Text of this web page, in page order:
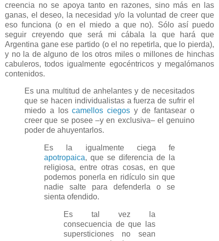
creencia no se apoya tanto en razones, sino más en las
ganas, el deseo, la necesidad y/o la voluntad de creer que
eso funciona (o en el miedo a que no). Sólo así puedo
seguir creyendo que será mi cábala la que hará que
Argentina gane ese partido (o el no repetirla, que lo pierda),
y no la de alguno de los otros miles o millones de hinchas
cabuleros, todos igualmente egocéntricos y megalómanos
contenidos.
Es una multitud de anhelantes y de necesitados
que se hacen individualistas a fuerza de sufrir el
miedo a loscamellos ciegos y de fantasear o
creer que se posee –y en exclusiva– el genuino
poder de ahuyentarlos.
Es la igualmente ciega fe
apotropaica, que se diferencia de la
religiosa, entre otras cosas, en que
podemos ponerla en ridículo sin que
nadie salte para defenderla o se
sienta ofendido.
Es tal vez la
consecuencia de que las
supersticiones no sean